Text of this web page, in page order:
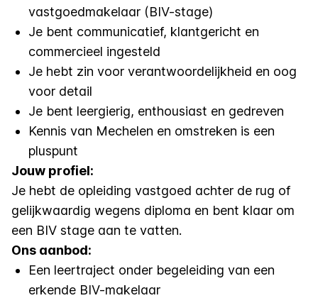
vastgoedmakelaar (BIV-stage)
Je bent communicatief, klantgericht en
commercieel ingesteld
Je hebt zin voor verantwoordelijkheid en oog
voor detail
Je bent leergierig, enthousiast en gedreven
Kennis van Mechelen en omstreken is een
pluspunt
Jouw profiel:
Je hebt de opleiding vastgoed achter de rug of
gelijkwaardig wegens diploma en bent klaar om
een BIV stage aan te vatten.
Ons aanbod:
Een leertraject onder begeleiding van een
erkende BIV-makelaar